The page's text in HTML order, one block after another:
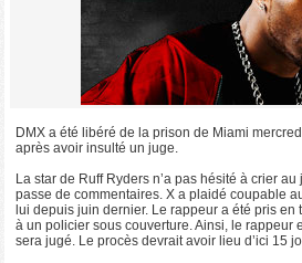
DMX a été libéré de la prison de Miami
après avoir insulté un juge.
La star de Ruff Ryders n’a pas hésité à crier au
passe de commentaires. X a plaidé coupable
lui depuis juin dernier. Le rappeur a été pris en
à un policier sous couverture. Ainsi, le rappeur
sera jugé. Le procès devrait avoir lieu d’ici 15